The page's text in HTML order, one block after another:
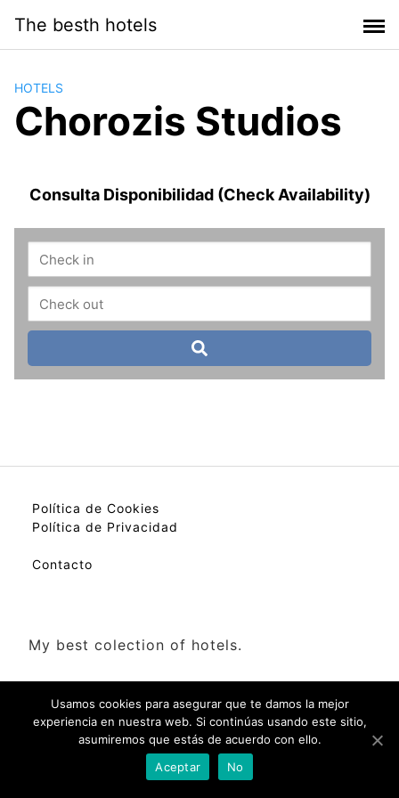
contenido
The besth hotels
HOTELS
Chorozis Studios
Consulta Disponibilidad (Check Availability)
Política de Cookies
Política de Privacidad
Contacto
My best colection of hotels.
Usamos cookies para asegurar que te damos la mejor
experiencia en nuestra web. Si continúas usando este sitio,
asumiremos que estás de acuerdo con ello.
Aceptar
No
Check Availability(Disponibilidad)